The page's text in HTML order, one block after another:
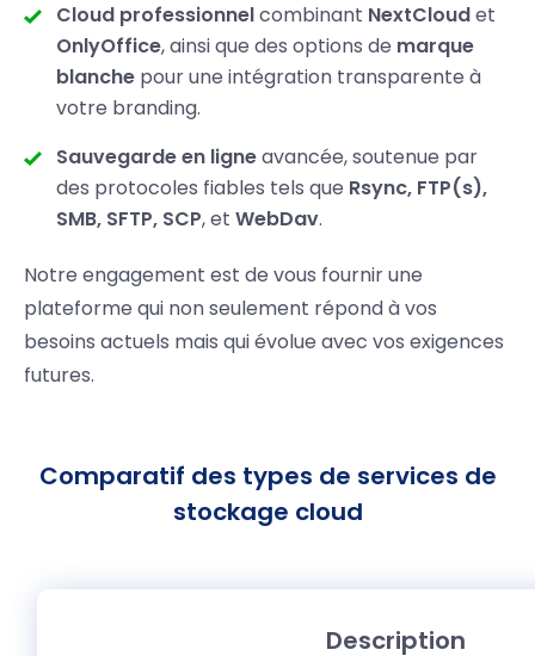
Cloud professionnelcombinant NextCloudet
OnlyOffice, ainsi que des options de marque
blanche pour une intégration transparente à
votre branding.
Sauvegarde en ligneavancée, soutenue par
des protocoles fiables tels que Rsync, FTP(s),
SMB, SFTP, SCP, etWebDav.
Notre engagement est de vous fournir une
plateforme qui non seulement répond à vos
besoins actuels mais qui évolue avec vos exigences
futures.
Comparatif des types de services de
stockage cloud
Description